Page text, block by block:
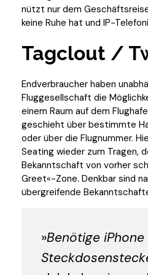
nützt nur dem
keine Ruhe hat und IP-
Tagclout /
Endverbraucher haben
Fluggesellschaft die
einem Raum auf dem
geschieht über bestimmte
oder über die Flugnummer.
Seating wieder zum Tragen,
Bekanntschaft von vorher
Greet«-Zone. Denkbar sind
übergreifende
»Benötige